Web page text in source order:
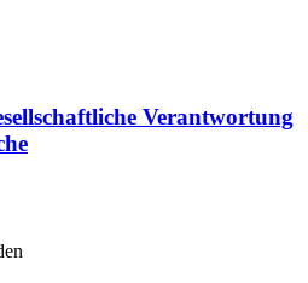
Verantwortung